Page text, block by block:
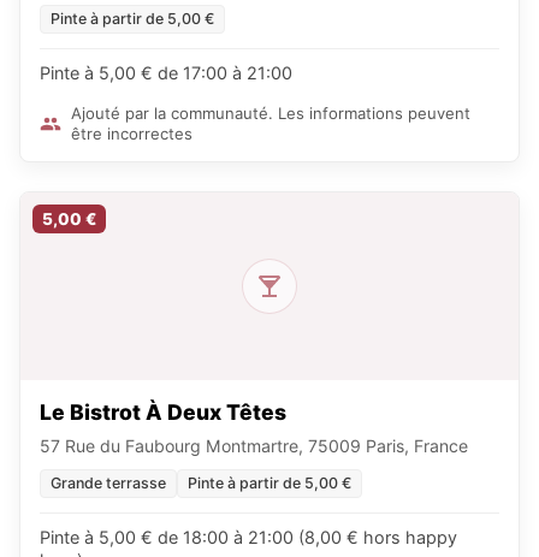
Pinte à partir de 5,00 €
Pinte à 5,00 € de 17:00 à 21:00
Ajouté par la communauté. Les informations peuvent
être incorrectes
5,00 €
Le Bistrot À Deux Têtes
57 Rue du Faubourg Montmartre, 75009 Paris, France
Grande terrasse Pinte à partir de 5,00 €
Pinte à 5,00 € de 18:00 à 21:00 (8,00 € hors happy